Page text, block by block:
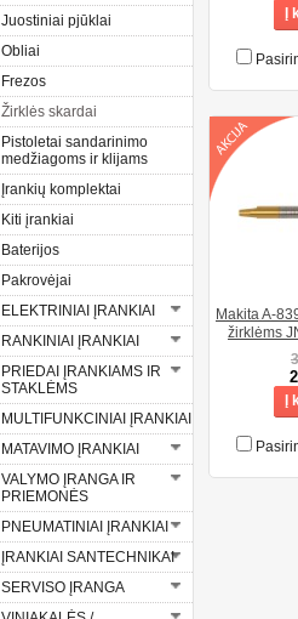
Juostiniai pjūklai
Obliai
Frezos
Žirklės skardai
Pistoletai sandarinimo
medžiagoms ir klijams
Įrankių komplektai
Kiti įrankiai
Baterijos
Pakrovėjai
ELEKTRINIAI ĮRANKIAI
RANKINIAI ĮRANKIAI
PRIEDAI ĮRANKIAMS IR
STAKLĖMS
MULTIFUNKCINIAI ĮRANKIAI
MATAVIMO ĮRANKIAI
VALYMO ĮRANGA IR
PRIEMONĖS
PNEUMATINIAI ĮRANKIAI
ĮRANKIAI SANTECHNIKAI
SERVISO ĮRANGA
Makita A-
žirklėms